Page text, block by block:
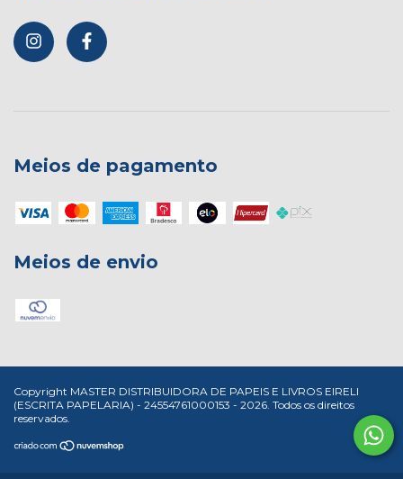
Meios de pagamento
Meios de envio
Copyright MASTER DISTRIBUIDORA DE PAPEIS E LIVROS EIRELI
(ESCRITA PAPELARIA) - 24554761000153 - 2026. Todos os direitos
reservados.